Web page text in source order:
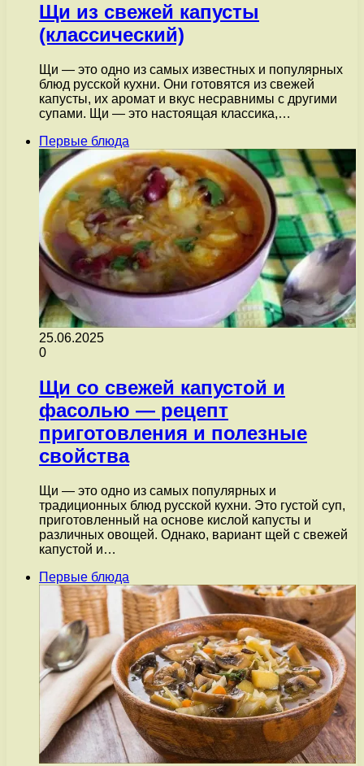
Щи из свежей капусты
(классический)
Щи — это одно из самых известных и популярных
блюд русской кухни. Они готовятся из свежей
капусты, их аромат и вкус несравнимы с другими
супами. Щи — это настоящая классика,…
Первые блюда
25.06.2025
0
Щи со свежей капустой и
фасолью — рецепт
приготовления и полезные
свойства
Щи — это одно из самых популярных и
традиционных блюд русской кухни. Это густой суп,
приготовленный на основе кислой капусты и
различных овощей. Однако, вариант щей с свежей
капустой и…
Первые блюда